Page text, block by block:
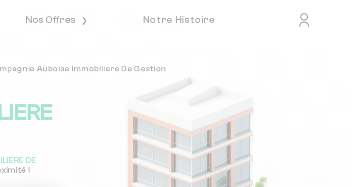
Nos Offres Notre Histoire
Auboise Immobiliere De Gestion
DE
!